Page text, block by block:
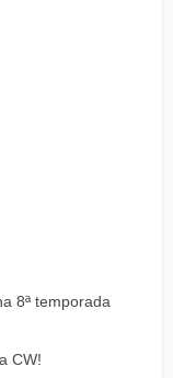
8ª temporada
CW!